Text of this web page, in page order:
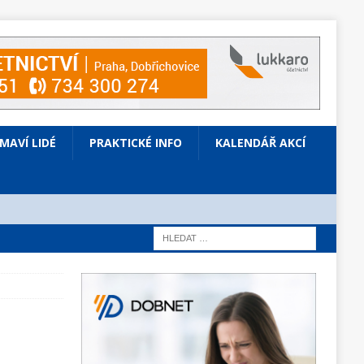
LIDÉ PRAKTICKÉ INFO KALENDÁŘ AKCÍ